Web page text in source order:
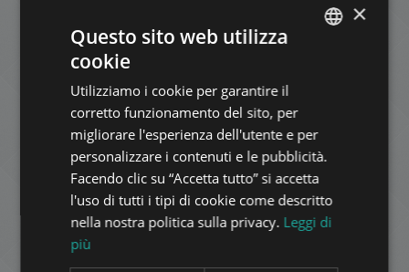
FRENCH
ITALIAN
SPANISH
×
Questo sito web utilizza
cookie
Utilizziamo i cookie per garantire il
corretto funzionamento del sito, per
migliorare l'esperienza dell'utente e per
personalizzare i contenuti e le pubblicità.
Facendo clic su “Accetta tutto” si accetta
l'uso di tutti i tipi di cookie come descritto
nella nostra politica sulla privacy. Leggi di
più